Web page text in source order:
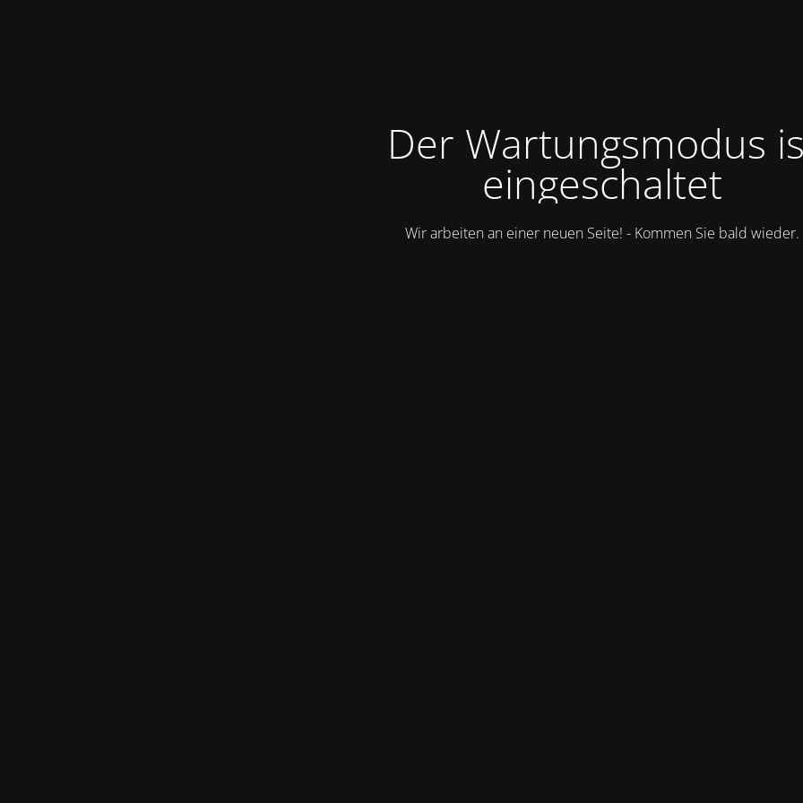
Der Wartungsmodus
eingeschaltet
Wir arbeiten an einer neuen Seite! - Kommen Sie bald wieder.